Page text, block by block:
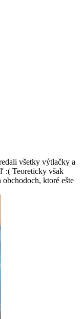
všetky výtlačky a
:( Teoreticky však
ktoré ešte